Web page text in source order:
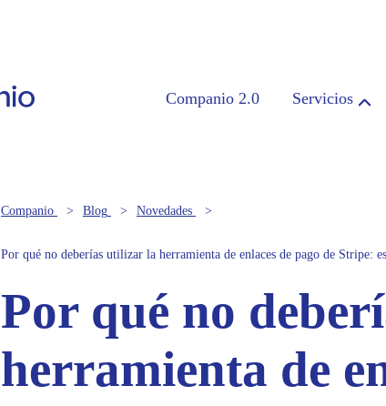
Companio 2.0 Servicios
Companio Blog Novedades
Por qué no deberías utilizar la herramienta de enlaces de pago de Stripe:
Por qué no
herramienta de